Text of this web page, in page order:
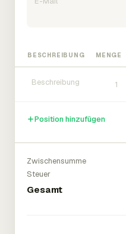
BESCHREIBUNG MENGE
Position hinzufügen
Zwischensumme
Steuer
Gesamt